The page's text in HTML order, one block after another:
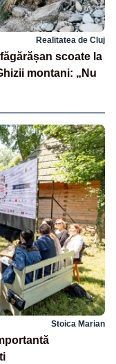
Realitatea de Cluj
scoate la
montani: „Nu
Stoica Marian